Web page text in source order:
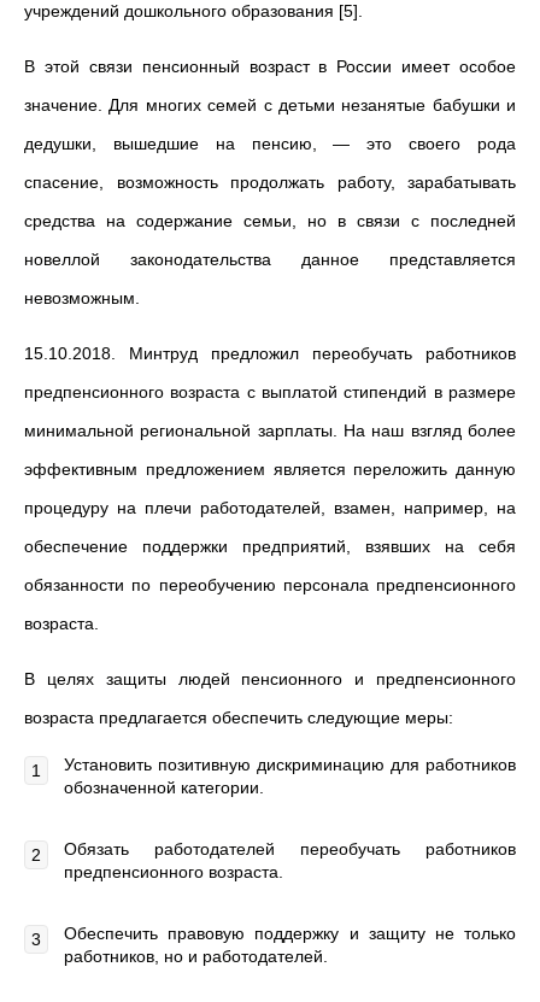
учреждений дошкольного образования [5].
В этой связи пенсионный возраст в России имеет особое
значение. Для многих семей с детьми незанятые бабушки и
дедушки, вышедшие на пенсию, — это своего рода
спасение, возможность продолжать работу, зарабатывать
средства на содержание семьи, но в связи с последней
новеллой законодательства данное представляется
невозможным.
15.10.2018. Минтруд предложил переобучать работников
предпенсионного возраста с выплатой стипендий в размере
минимальной региональной зарплаты. На наш взгляд более
эффективным предложением является переложить данную
процедуру на плечи работодателей, взамен, например, на
обеспечение поддержки предприятий, взявших на себя
обязанности по переобучению персонала предпенсионного
возраста.
В целях защиты людей пенсионного и предпенсионного
возраста предлагается обеспечить следующие меры:
Установить позитивную дискриминацию для работников
обозначенной категории.
Обязать работодателей переобучать работников
предпенсионного возраста.
Обеспечить правовую поддержку и защиту не только
работников, но и работодателей.